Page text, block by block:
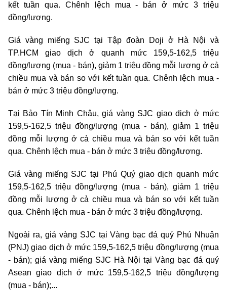
kết tuần qua. Chênh lệch mua - bán ở mức 3 triệu
đồng/lượng.
Giá vàng miếng SJC tại Tập đoàn Doji ở Hà Nội và
TP.HCM giao dịch ở quanh mức 159,5-162,5 triệu
đồng/lượng (mua - bán), giảm 1 triệu đồng mỗi lượng ở cả
chiều mua và bán so với kết tuần qua. Chênh lệch mua -
bán ở mức 3 triệu đồng/lượng.
Tại Bảo Tín Minh Châu, giá vàng SJC giao dịch ở mức
159,5-162,5 triệu đồng/lượng (mua - bán), giảm 1 triệu
đồng mỗi lượng ở cả chiều mua và bán so với kết tuần
qua. Chênh lệch mua - bán ở mức 3 triệu đồng/lượng.
Giá vàng miếng SJC tại Phú Quý giao dịch quanh mức
159,5-162,5 triệu đồng/lượng (mua - bán), giảm 1 triệu
đồng mỗi lượng ở cả chiều mua và bán so với kết tuần
qua. Chênh lệch mua - bán ở mức 3 triệu đồng/lượng.
Ngoài ra, giá vàng SJC tại Vàng bạc đá quý Phú Nhuận
(PNJ) giao dịch ở mức 159,5-162,5 triệu đồng/lượng (mua
- bán); giá vàng miếng SJC Hà Nội tại Vàng bạc đá quý
Asean giao dịch ở mức 159,5-162,5 triệu đồng/lượng
(mua - bán);...